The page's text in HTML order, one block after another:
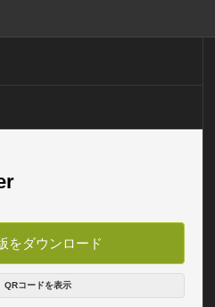
をダウンロード
QRコードを表示